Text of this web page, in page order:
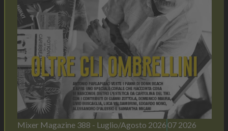
Mixer Magazine 388 - Luglio/Agosto 2026 07 2026